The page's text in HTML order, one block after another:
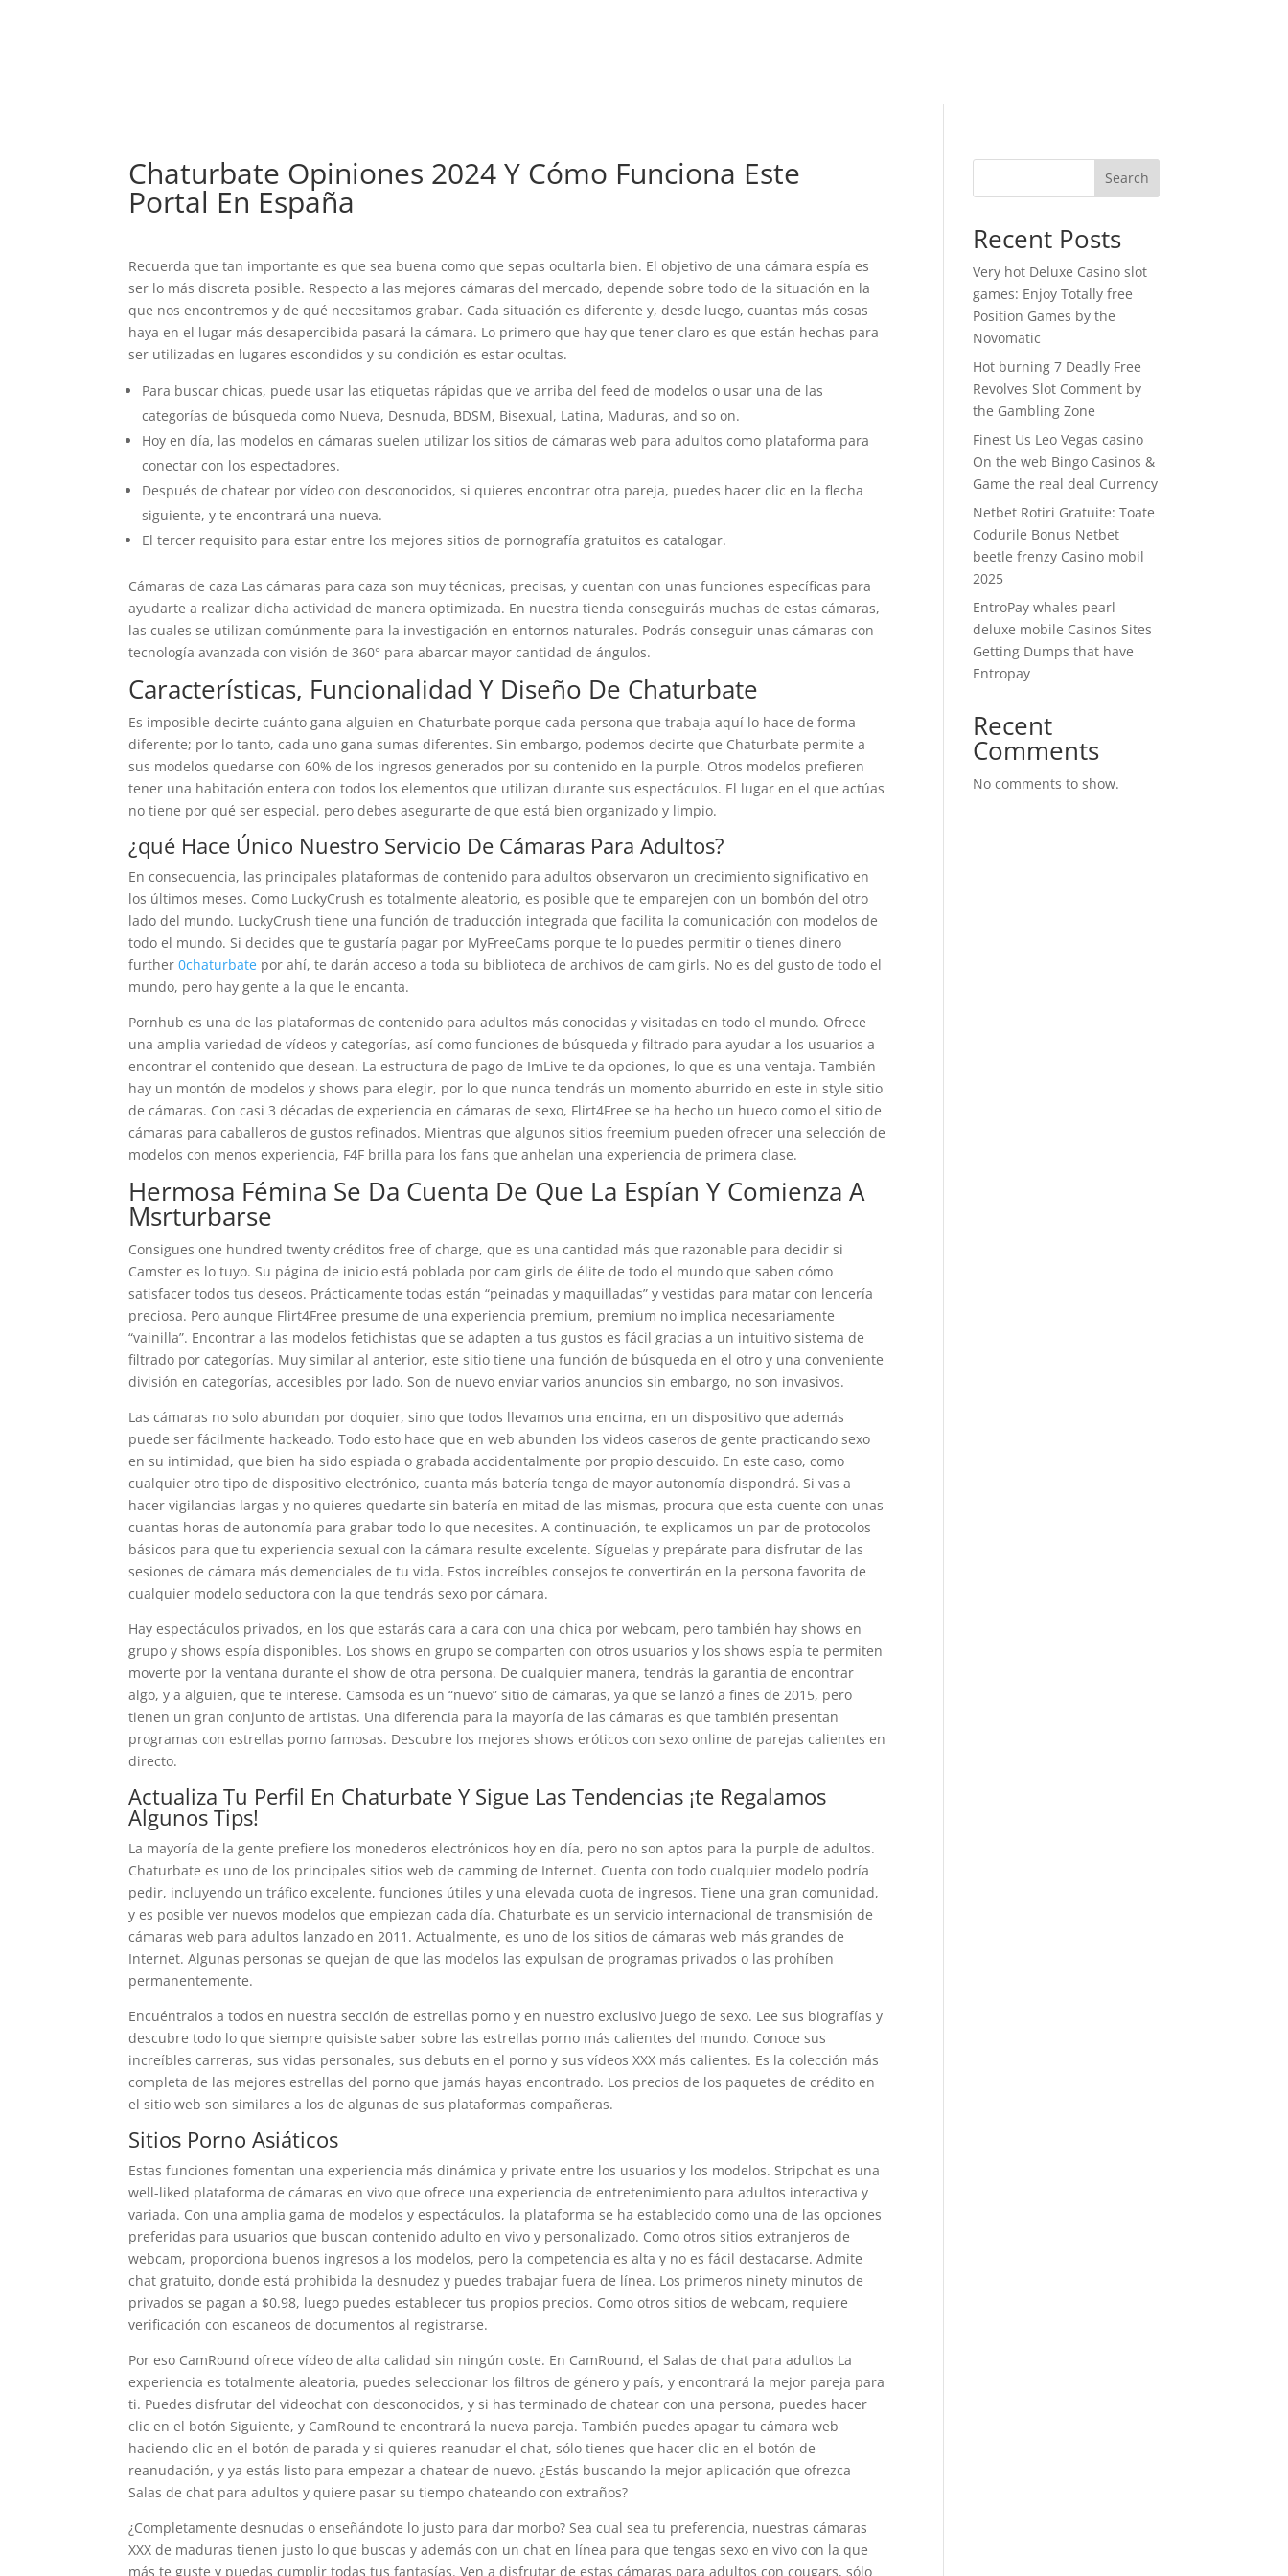
Chaturbate Opiniones 2024 Y Cómo Funciona Este
Portal En España
Recuerda que tan importante es que sea buena como que sepas ocultarla bien. El objetivo de una cámara espía es
ser lo más discreta posible. Respecto a las mejores cámaras del mercado, depende sobre todo de la situación en la
que nos encontremos y de qué necesitamos grabar. Cada situación es diferente y, desde luego, cuantas más cosas
haya en el lugar más desapercibida pasará la cámara. Lo primero que hay que tener claro es que están hechas para
ser utilizadas en lugares escondidos y su condición es estar ocultas.
Para buscar chicas, puede usar las etiquetas rápidas que ve arriba del feed de modelos o usar una de las
categorías de búsqueda como Nueva, Desnuda, BDSM, Bisexual, Latina, Maduras, and so on.
Hoy en día, las modelos en cámaras suelen utilizar los sitios de cámaras web para adultos como plataforma para
conectar con los espectadores.
Después de chatear por vídeo con desconocidos, si quieres encontrar otra pareja, puedes hacer clic en la flecha
siguiente, y te encontrará una nueva.
El tercer requisito para estar entre los mejores sitios de pornografía gratuitos es catalogar.
Cámaras de caza Las cámaras para caza son muy técnicas, precisas, y cuentan con unas funciones específicas para
ayudarte a realizar dicha actividad de manera optimizada. En nuestra tienda conseguirás muchas de estas cámaras,
las cuales se utilizan comúnmente para la investigación en entornos naturales. Podrás conseguir unas cámaras con
tecnología avanzada con visión de 360° para abarcar mayor cantidad de ángulos.
Características, Funcionalidad Y Diseño De Chaturbate
Es imposible decirte cuánto gana alguien en Chaturbate porque cada persona que trabaja aquí lo hace de forma
diferente; por lo tanto, cada uno gana sumas diferentes. Sin embargo, podemos decirte que Chaturbate permite a
sus modelos quedarse con 60% de los ingresos generados por su contenido en la purple. Otros modelos prefieren
tener una habitación entera con todos los elementos que utilizan durante sus espectáculos. El lugar en el que actúas
no tiene por qué ser especial, pero debes asegurarte de que está bien organizado y limpio.
¿qué Hace Único Nuestro Servicio De Cámaras Para Adultos?
En consecuencia, las principales plataformas de contenido para adultos observaron un crecimiento significativo en
los últimos meses. Como LuckyCrush es totalmente aleatorio, es posible que te emparejen con un bombón del otro
lado del mundo. LuckyCrush tiene una función de traducción integrada que facilita la comunicación con modelos de
todo el mundo. Si decides que te gustaría pagar por MyFreeCams porque te lo puedes permitir o tienes dinero
further0chaturbate por ahí, te darán acceso a toda su biblioteca de archivos de cam girls. No es del gusto de todo el
mundo, pero hay gente a la que le encanta.
Pornhub es una de las plataformas de contenido para adultos más conocidas y visitadas en todo el mundo. Ofrece
una amplia variedad de vídeos y categorías, así como funciones de búsqueda y filtrado para ayudar a los usuarios a
encontrar el contenido que desean. La estructura de pago de ImLive te da opciones, lo que es una ventaja. También
hay un montón de modelos y shows para elegir, por lo que nunca tendrás un momento aburrido en este in style sitio
de cámaras. Con casi 3 décadas de experiencia en cámaras de sexo, Flirt4Free se ha hecho un hueco como el sitio de
cámaras para caballeros de gustos refinados. Mientras que algunos sitios freemium pueden ofrecer una selección de
modelos con menos experiencia, F4F brilla para los fans que anhelan una experiencia de primera clase.
Hermosa Fémina Se Da Cuenta De Que La Espían Y Comienza A
Msrturbarse
Consigues one hundred twenty créditos free of charge, que es una cantidad más que razonable para decidir si
Camster es lo tuyo. Su página de inicio está poblada por cam girls de élite de todo el mundo que saben cómo
satisfacer todos tus deseos. Prácticamente todas están “peinadas y maquilladas” y vestidas para matar con lencería
preciosa. Pero aunque Flirt4Free presume de una experiencia premium, premium no implica necesariamente
“vainilla”. Encontrar a las modelos fetichistas que se adapten a tus gustos es fácil gracias a un intuitivo sistema de
filtrado por categorías. Muy similar al anterior, este sitio tiene una función de búsqueda en el otro y una conveniente
división en categorías, accesibles por lado. Son de nuevo enviar varios anuncios sin embargo, no son invasivos.
Las cámaras no solo abundan por doquier, sino que todos llevamos una encima, en un dispositivo que además
puede ser fácilmente hackeado. Todo esto hace que en web abunden los videos caseros de gente practicando sexo
en su intimidad, que bien ha sido espiada o grabada accidentalmente por propio descuido. En este caso, como
cualquier otro tipo de dispositivo electrónico, cuanta más batería tenga de mayor autonomía dispondrá. Si vas a
hacer vigilancias largas y no quieres quedarte sin batería en mitad de las mismas, procura que esta cuente con unas
cuantas horas de autonomía para grabar todo lo que necesites. A continuación, te explicamos un par de protocolos
básicos para que tu experiencia sexual con la cámara resulte excelente. Síguelas y prepárate para disfrutar de las
sesiones de cámara más demenciales de tu vida. Estos increíbles consejos te convertirán en la persona favorita de
cualquier modelo seductora con la que tendrás sexo por cámara.
Hay espectáculos privados, en los que estarás cara a cara con una chica por webcam, pero también hay shows en
grupo y shows espía disponibles. Los shows en grupo se comparten con otros usuarios y los shows espía te permiten
moverte por la ventana durante el show de otra persona. De cualquier manera, tendrás la garantía de encontrar
algo, y a alguien, que te interese. Camsoda es un “nuevo” sitio de cámaras, ya que se lanzó a fines de 2015, pero
tienen un gran conjunto de artistas. Una diferencia para la mayoría de las cámaras es que también presentan
programas con estrellas porno famosas. Descubre los mejores shows eróticos con sexo online de parejas calientes en
directo.
Actualiza Tu Perfil En Chaturbate Y Sigue Las Tendencias ¡te Regalamos
Algunos Tips!
La mayoría de la gente prefiere los monederos electrónicos hoy en día, pero no son aptos para la purple de adultos.
Chaturbate es uno de los principales sitios web de camming de Internet. Cuenta con todo cualquier modelo podría
pedir, incluyendo un tráfico excelente, funciones útiles y una elevada cuota de ingresos. Tiene una gran comunidad,
y es posible ver nuevos modelos que empiezan cada día. Chaturbate es un servicio internacional de transmisión de
cámaras web para adultos lanzado en 2011. Actualmente, es uno de los sitios de cámaras web más grandes de
Internet. Algunas personas se quejan de que las modelos las expulsan de programas privados o las prohíben
permanentemente.
Encuéntralos a todos en nuestra sección de estrellas porno y en nuestro exclusivo juego de sexo. Lee sus biografías y
descubre todo lo que siempre quisiste saber sobre las estrellas porno más calientes del mundo. Conoce sus
increíbles carreras, sus vidas personales, sus debuts en el porno y sus vídeos XXX más calientes. Es la colección más
completa de las mejores estrellas del porno que jamás hayas encontrado. Los precios de los paquetes de crédito en
el sitio web son similares a los de algunas de sus plataformas compañeras.
Sitios Porno Asiáticos
Estas funciones fomentan una experiencia más dinámica y private entre los usuarios y los modelos. Stripchat es una
well-liked plataforma de cámaras en vivo que ofrece una experiencia de entretenimiento para adultos interactiva y
variada. Con una amplia gama de modelos y espectáculos, la plataforma se ha establecido como una de las opciones
preferidas para usuarios que buscan contenido adulto en vivo y personalizado. Como otros sitios extranjeros de
webcam, proporciona buenos ingresos a los modelos, pero la competencia es alta y no es fácil destacarse. Admite
chat gratuito, donde está prohibida la desnudez y puedes trabajar fuera de línea. Los primeros ninety minutos de
privados se pagan a $0.98, luego puedes establecer tus propios precios. Como otros sitios de webcam, requiere
verificación con escaneos de documentos al registrarse.
Por eso CamRound ofrece vídeo de alta calidad sin ningún coste. En CamRound, el Salas de chat para adultos La
experiencia es totalmente aleatoria, puedes seleccionar los filtros de género y país, y encontrará la mejor pareja para
ti. Puedes disfrutar del videochat con desconocidos, y si has terminado de chatear con una persona, puedes hacer
clic en el botón Siguiente, y CamRound te encontrará la nueva pareja. También puedes apagar tu cámara web
haciendo clic en el botón de parada y si quieres reanudar el chat, sólo tienes que hacer clic en el botón de
reanudación, y ya estás listo para empezar a chatear de nuevo. ¿Estás buscando la mejor aplicación que ofrezca
Salas de chat para adultos y quiere pasar su tiempo chateando con extraños?
¿Completamente desnudas o enseñándote lo justo para dar morbo? Sea cual sea tu preferencia, nuestras cámaras
XXX de maduras tienen justo lo que buscas y además con un chat en línea para que tengas sexo en vivo con la que
más te guste y puedas cumplir todas tus fantasías. Ven a disfrutar de estas cámaras para adultos con cougars, sólo
Search
Recent Posts
Very hot Deluxe Casino slot
games: Enjoy Totally free
Position Games by the
Novomatic
Hot burning 7 Deadly Free
Revolves Slot Comment by
the Gambling Zone
Finest Us Leo Vegas casino
On the web Bingo Casinos &
Game the real deal Currency
Netbet Rotiri Gratuite: Toate
Codurile Bonus Netbet
beetle frenzy Casino mobil
2025
EntroPay whales pearl
deluxe mobile Casinos Sites
Getting Dumps that have
Entropay
Recent
Comments
No comments to show.